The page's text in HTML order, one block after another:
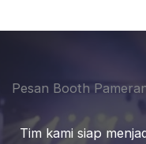
Pesan Booth
Tim kami siap